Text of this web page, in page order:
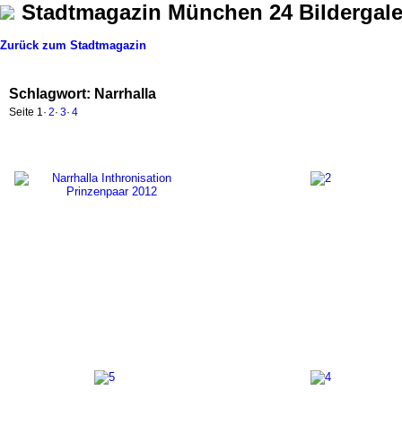
Stadtmagazin München 24
Zurück zum Stadtmagazin
Schlagwort: Narrhalla
Seite 1 · 2· 3· 4